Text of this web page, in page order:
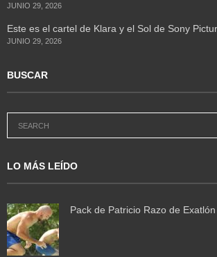
JUNIO 29, 2026
Este es el cartel de Klara y el Sol de Sony
JUNIO 29, 2026
BUSCAR
LO MÁS LEÍDO
Pack de Patricio Razo de